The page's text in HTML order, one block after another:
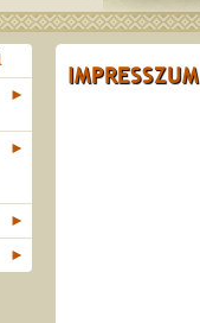
►
►
►
►
IMPRESSZUM